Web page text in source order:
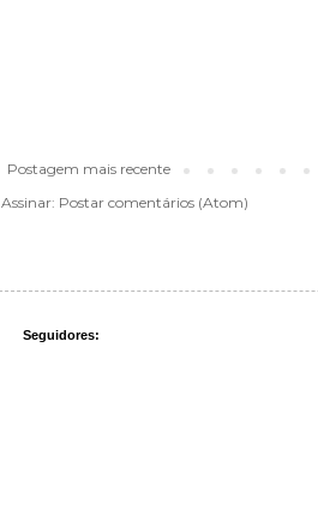
Postagem mais recente
Assinar: Postar comentários (Atom)
Seguidores: